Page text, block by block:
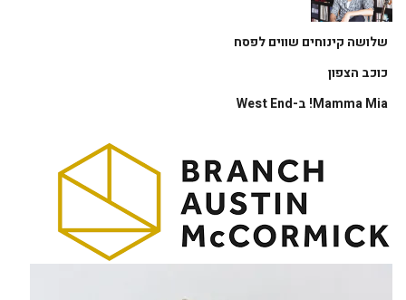
שלושה קינוחים שווים לפסח
כוכב הצפון
Mamma Mia! ב-West End